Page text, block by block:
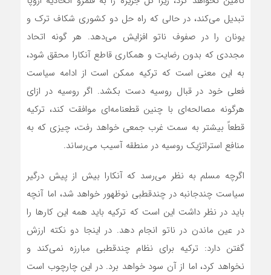
تبدیل‌‌‌ می‌کند، در حالی که راه حل دو کشوری شکاف ترک و
یونان را در صفوف ناتو افزایش‌‌‌ می‌دهد. هر گونه اتحاد
مجددی که بدون رضایت و همکاری قاطع آنکارا محقق شود،
به این معنی است که ترکیه ممکن است از ادامه سیاست
فعلی خود در قبال روسیه دست‌‌‌ بکشد. اگر روسیه در ازای
هرگونه مصالحه‌‌‌ای با چنین قطعنامه‌‌‌ای موافقت کند، ترکیه
قطعاً بیشتر به سمت غرب جمعی خواهد رفت، چیزی که به
منافع استراتژیک روسیه در منطقه آسیب‌‌‌ می‌رساند.
اگرچه مسلم به نظر‌‌‌ می‌رسد که آنکارا بیش از پیش درگیر
سیاست چندجانبه در چندقطبی نوظهور خواهد شد، اما آنچه
باید در نظر داشت این است که ترکیه باید همه این کارها را
در عین ماندن در ناتو انجام دهد. در اینجا دو نکته ارزش
گفتن دارد: ترکیه برای نظام چندقطبی مبارزه نمی‌کند و
نخواهد کرد، اما از آن سود خواهد برد. در این چارچوب است